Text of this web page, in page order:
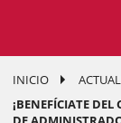
INICIO
¡BENEFÍCIATE